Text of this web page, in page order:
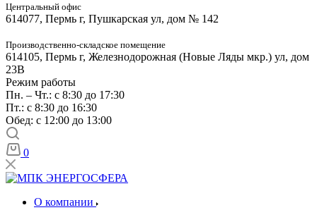
Центральный офис
614077, Пермь г, Пушкарская ул, дом № 142
Производственно-складское помещение
614105, Пермь г, Железнодорожная (Новые Ляды мкр.) ул, дом
23В
Режим работы
Пн. – Чт.: с 8:30 до 17:30
Пт.: с 8:30 до 16:30
Обед: с 12:00 до 13:00
0
О компании